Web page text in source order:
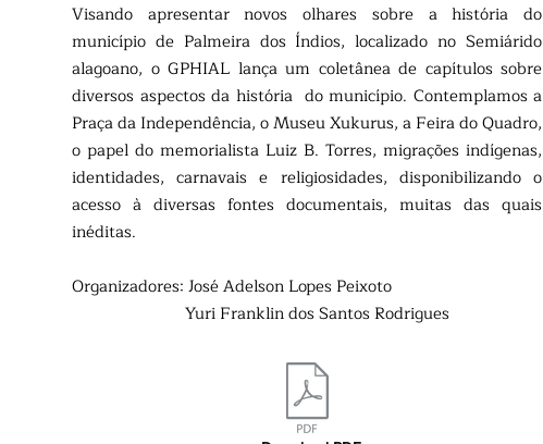
Visando apresentar novos olhares sobre a história do
município de Palmeira dos Índios, localizado no Semiárido
alagoano, o GPHIAL lança um coletânea de capítulos sobre
diversos aspectos da história do município. Contemplamos a
Praça da Independência, o Museu Xukurus, a Feira do Quadro,
o papel do memorialista Luiz B. Torres, migrações indígenas,
identidades, carnavais e religiosidades, disponibilizando o
acesso à diversas fontes documentais, muitas das quais
inéditas.
Organizadores: José Adelson Lopes Peixoto
Yuri Franklin dos Santos Rodrigues